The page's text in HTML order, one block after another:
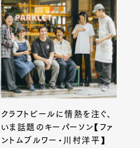
クラフトビールに情熱を注ぐ、
いま話題のキーパーソン【ファ
ントムブルワー・川村洋平】